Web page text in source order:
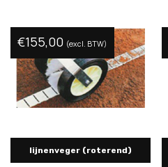
lijnenveger (roterend)
€155,00 (excl. BTW)